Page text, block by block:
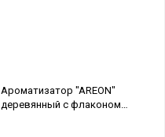
Ароматизатор "AREON"
деревянный с флаконом